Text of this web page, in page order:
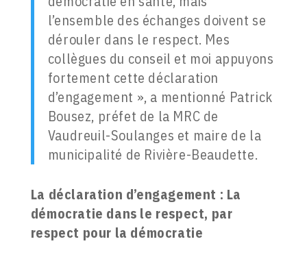
l’ensemble des échanges doivent se
dérouler dans le respect. Mes
collègues du conseil et moi appuyons
fortement cette déclaration
d’engagement », a mentionné Patrick
Bousez, préfet de la MRC de
Vaudreuil-Soulanges et maire de la
municipalité de Rivière-Beaudette.
La déclaration d’engagement : La
démocratie dans le respect, par
respect pour la démocratie